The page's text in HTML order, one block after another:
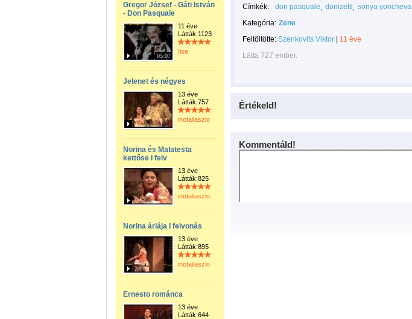
Gregor József - Gáti István
- Don Pasquale
05:07
11 éve
Látták:1123
Ilse
Jelenet és négyes
13 éve
Látták:757
inotailaszlo
Norina és Malatesta
kettőse I felv
13 éve
Látták:825
inotailaszlo
Norina áriája I felvonás
13 éve
Látták:895
inotailaszlo
Ernesto románca
13 éve
Látták:644
Címkék: don pasquale donizetti
sonya yoncheva
Kategória: Zene
Feltöltötte: Szenkovits Viktor
11 éve
Látta 727 ember.
Értékeld!
Kommentáld!